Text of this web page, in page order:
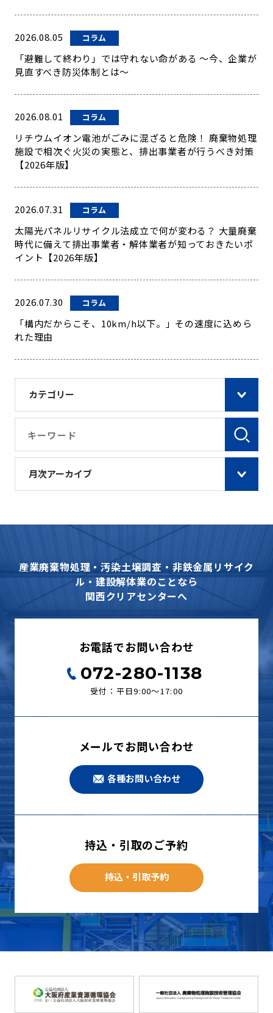
カテゴリー
月次アーカイブ
2026.08.05 コラム
「避難して終わり」では守れない命がある ～今、企業が
見直すべき防災体制とは～
2026.08.01 コラム
リチウムイオン電池がごみに混ざると危険！ 廃棄物処理
施設で相次ぐ火災の実態と、排出事業者が行うべき対策
【2026年版】
2026.07.31 コラム
太陽光パネルリサイクル法成立で何が変わる？ 大量廃棄
時代に備えて排出事業者・解体業者が知っておきたいポ
イント【2026年版】
2026.07.30 コラム
「構内だからこそ、10km/h以下。」その速度に込めら
れた理由
産業廃棄物処理・汚染土壌調査・非鉄金属リサイク
ル・建設解体業のことなら
関西クリアセンターへ
お電話でお問い合わせ
072-280-1138
受付：平日9:00〜17:00
メールでお問い合わせ
各種お問い合わせ
持込・引取のご予約
持込・引取予約